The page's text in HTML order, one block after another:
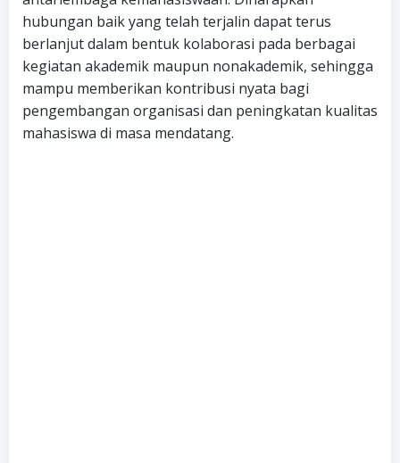
hubungan baik yang telah terjalin dapat terus
berlanjut dalam bentuk kolaborasi pada berbagai
kegiatan akademik maupun nonakademik, sehingga
mampu memberikan kontribusi nyata bagi
pengembangan organisasi dan peningkatan kualitas
mahasiswa di masa mendatang.